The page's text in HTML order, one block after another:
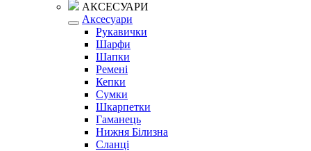
АКСЕСУАРИ
Аксесуари
Рукавички
Шарфи
Шапки
Ремені
Кепки
Сумки
Шкарпетки
Гаманець
Нижня Білизна
Сланці